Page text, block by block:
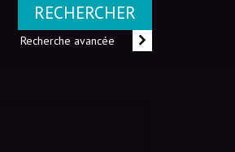
RECHERCHER
Recherche avancée